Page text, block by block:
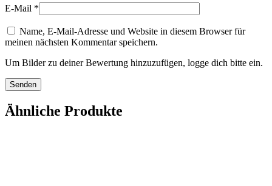
E-Mail *
Name, E-Mail-Adresse und Website in diesem Browser für
meinen nächsten Kommentar speichern.
Um Bilder zu deiner Bewertung hinzuzufügen, logge dich bitte ein.
Ähnliche Produkte